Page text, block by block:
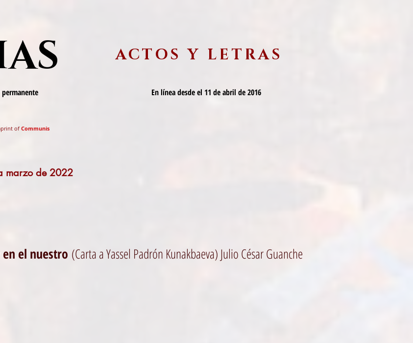
ACTOS Y LETRAS
En línea desde el 11 de abril de 2016
ofCommunis
marzo de 2022
el nuestro (Carta a Yassel Padrón Kunakbaeva) Julio César Guanche